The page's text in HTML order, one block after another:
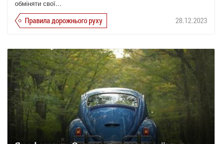
обміняти свої...
Правила дорожнього руху 28.12.2023